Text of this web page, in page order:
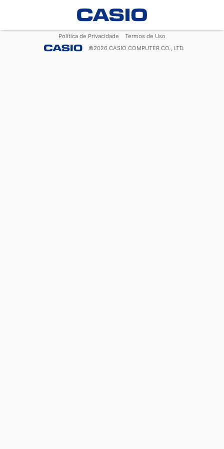
Política de Privacidade
Termos de Uso
©2026 CASIO COMPUTER CO., LTD.